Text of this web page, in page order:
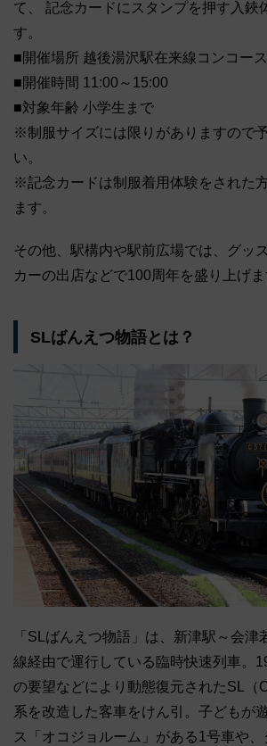
て、 記念カードにスタンプを押す入鋏
す。
■開催場所 越後湯沢駅在来線コンコース
■開催時間 11:00～15:00
■対象年齢 小学生まで
※制服サイズには限りがありますので
い。
※記念カードは制服着用体験をされた
ます。
その他、駅構内や駅前広場では、グッ
カーの出店などで100周年を盛り上げま
SLばんえつ物語とは？
「SLばんえつ物語」は、新津駅～会津
線経由で運行している臨時快速列車。
の要望などにより動態復元されたSL（
系を改造した客車をけん引。子どもが
ス「オコジョルーム」がある1号車や